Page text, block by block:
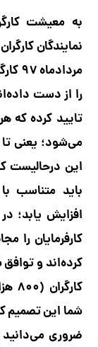
به معیشت
نمایندگان
را از دست
تایید کرده که
باید متناسب
افزایش یابد؛
کارفرمایان
کرده‌اند و
شما این تصمیم
ضروری می‌دانید